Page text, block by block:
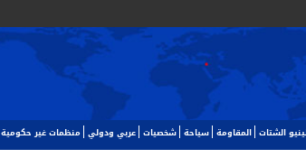
الشتات المقاومة سياحة شخصيات عربي ودولي منظمات غير حكومية